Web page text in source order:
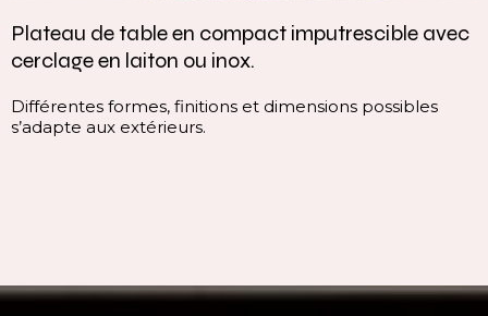
avec
possibles
Vasque intégrée monobloc —
continuité parfaite
Cette vasque intégrée monobloc est
continuité du plan, sans rupture